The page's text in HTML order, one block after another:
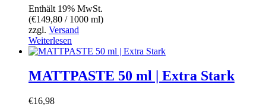
Enthält 19% MwSt.
(€149,80 / 1000 ml)
zzgl. Versand
Weiterlesen
MATTPASTE 50 ml | Extra Stark
€16,98